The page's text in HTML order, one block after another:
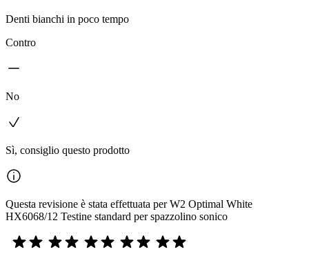
Denti bianchi in poco tempo
Contro
No
Sì, consiglio questo prodotto
Questa revisione è stata effettuata per W2 Optimal White
HX6068/12 Testine standard per spazzolino sonico